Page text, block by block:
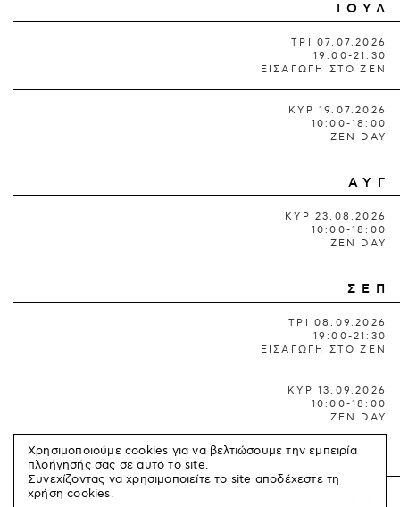
Χρησιμοποιούμε cookies για να βελτιώσουμε την εμπειρία
πλοήγησής σας σε αυτό το site.
Συνεχίζοντας να χρησιμοποιείτε το site αποδέχεστε τη
χρήση cookies.
ΙΟΥΛ
ΤΡΙ 07.07.2026
19:00-21:30
ΕΙΣΑΓΩΓΗ ΣΤΟ ΖΕΝ
ΚΥΡ 19.07.2026
10:00-18:00
ZEN DAY
ΑΥΓ
ΚΥΡ 23.08.2026
10:00-18:00
ZEN DAY
ΣΕΠ
ΤΡΙ 08.09.2026
19:00-21:30
ΕΙΣΑΓΩΓΗ ΣΤΟ ΖΕΝ
ΚΥΡ 13.09.2026
10:00-18:00
ZEN DAY